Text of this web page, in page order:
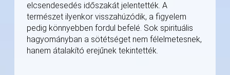
elcsendesedés időszakát jelentették. A
természet ilyenkor visszahúzódik, a figyelem
pedig könnyebben fordul befelé. Sok spirituális
hagyományban a sötétséget nem félelmetesnek,
hanem átalakító erejűnek tekintették.